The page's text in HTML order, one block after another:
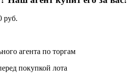
руб.
агента по торгам
покупкой лота